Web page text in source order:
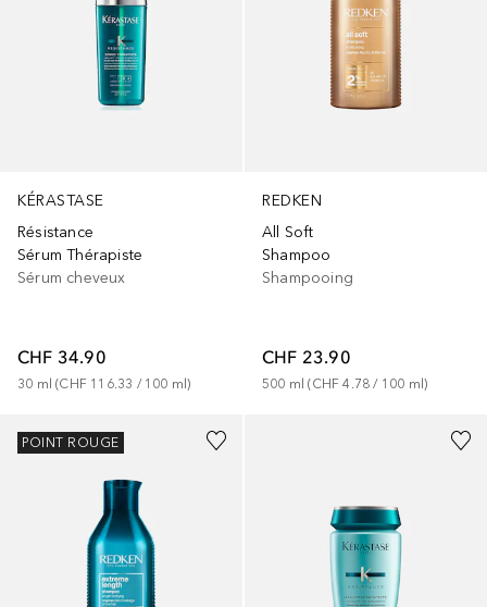
KÉRASTASE
Résistance
Sérum Thérapiste
Sérum cheveux
CHF 34.90
30 ml (CHF 116.33 / 100 ml)
REDKEN
All Soft
Shampoo
Shampooing
CHF 23.90
500 ml (CHF 4.78 / 100 ml)
POINT ROUGE